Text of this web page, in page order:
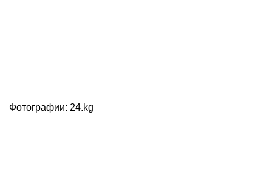
Фотографии: 24.kg